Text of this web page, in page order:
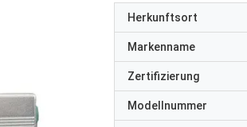
Herkunftsort
Markenname
Zertifizierung
Modellnummer